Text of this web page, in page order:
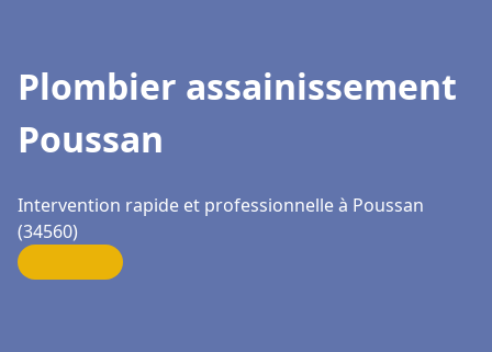
Plombier assainissement
Poussan
Intervention rapide et professionnelle à Poussan
(34560)